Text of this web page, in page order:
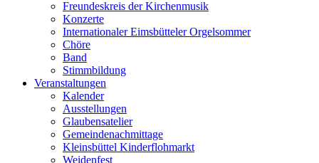
Freundeskreis der Kirchenmusik
Konzerte
Internationaler Eimsbütteler Orgelsommer
Chöre
Band
Stimmbildung
Veranstaltungen
Kalender
Ausstellungen
Glaubensatelier
Gemeindenachmittage
Kleinsbüttel Kinder­flohmarkt
Weidenfest